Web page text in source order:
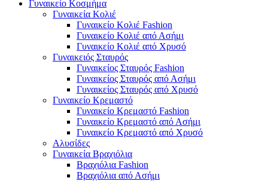
Γυναικείο Κοσμήμα
Γυναικεία Κολιέ
Γυναικείο Κολιέ Fashion
Γυναικείο Κολιέ από Ασήμι
Γυναικείο Κολιέ από Χρυσό
Γυναικειός Σταυρός
Γυναικείος Σταυρός Fashion
Γυναικείος Σταυρός από Ασήμι
Γυναικείος Σταυρός από Χρυσό
Γυναικείο Κρεμαστό
Γυναικείο Κρεμαστό Fashion
Γυναικείο Κρεμαστό από Ασήμι
Γυναικείο Κρεμαστό από Χρυσό
Αλυσίδες
Γυναικεία Βραχιόλια
Βραχιόλια Fashion
Βραχιόλια από Ασήμι